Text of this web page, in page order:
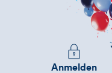
Melden
Sie
Anmelden